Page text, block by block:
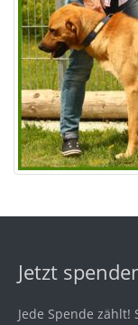
Jetzt
Jede Spende